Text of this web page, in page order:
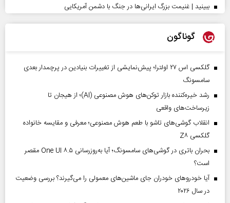
ببینید | غنیمت بزرگ ایرانی‌ها در جنگ با دشمن آمریکایی
گوناگون
گلکسی اس ۲۷ اولترا؛ پیش‌نمایشی از تغییرات بنیادین در پرچمدار بعدی
سامسونگ
رشد خیره‌کننده بازار توکن‌های هوش مصنوعی (AI)؛ از هیجان تا
زیرساخت‌های واقعی
انقلاب گوشی‌های تاشو‌ با طعم هوش مصنوعی؛ معرفی و مقایسه خانواده
گلکسی Z۸
بحران باتری در گوشی‌های سامسونگ؛ آیا به‌روزرسانی One UI ۸.۵ مقصر
است؟
آیا خودروهای خودران جای ماشین‌های معمولی را می‌گیرند؟ بررسی وضعیت
در سال ۲۰۲۶